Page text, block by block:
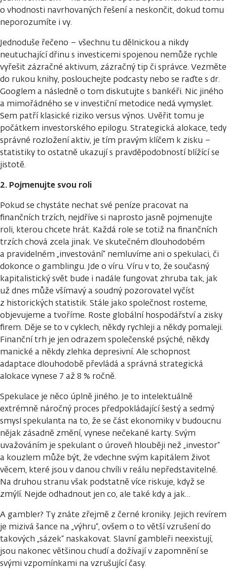
o vhodnosti navrhovaných řešení a neskončit, dokud tomu
neporozumíte i vy.
Jednoduše řečeno – všechnu tu dělnickou a nikdy
neutuchající dřinu s investicemi spojenou nemůže rychle
vyřešit zázračné aktivum, zázračný tip či správce. Vezměte
do rukou knihy, poslouchejte podcasty nebo se raďte s dr.
Googlem a následně o tom diskutujte s bankéři. Nic jiného
a mimořádného se v investiční metodice nedá vymyslet.
Sem patří klasické riziko versus výnos. Uvěřit tomu je
počátkem investorského epilogu. Strategická alokace, tedy
správné rozložení aktiv, je tím pravým klíčem k zisku –
statistiky to ostatně ukazují s pravděpodobností blížící se
jistotě.
2. Pojmenujte svou roli
Pokud se chystáte nechat své peníze pracovat na
finančních trzích, nejdříve si naprosto jasně pojmenujte
roli, kterou chcete hrát. Každá role se totiž na finančních
trzích chová zcela jinak. Ve skutečném dlouhodobém
a pravidelném „investování“ nemluvíme ani o spekulaci, či
dokonce o gamblingu. Jde o víru. Víru v to, že současný
kapitalistický svět bude i nadále fungovat zhruba tak, jak
už dnes může všímavý a soudný pozorovatel vyčíst
z historických statistik. Stále jako společnost rosteme,
objevujeme a tvoříme. Roste globální hospodářství a zisky
firem. Děje se to v cyklech, někdy rychleji a někdy pomaleji.
Finanční trh je jen odrazem společenské psýché, někdy
manické a někdy zlehka depresivní. Ale schopnost
adaptace dlouhodobě převládá a správná strategická
alokace vynese 7 až 8 % ročně.
Spekulace je něco úplně jiného. Je to intelektuálně
extrémně náročný proces předpokládající šestý a sedmý
smysl spekulanta na to, že se část ekonomiky v budoucnu
nějak zásadně změní, vynese nečekané karty. Svým
uvažováním je spekulant o úroveň hlouběji než „investor“
a kouzlem může být, že vdechne svým kapitálem život
věcem, které jsou v danou chvíli v reálu nepředstavitelné.
Na druhou stranu však podstatně více riskuje, když se
zmýlí. Nejde odhadnout jen co, ale také kdy a jak…
A gambler? Ty znáte zřejmě z černé kroniky. Jejich revírem
je mizivá šance na „výhru“, ovšem o to větší vzrušení do
takových „sázek“ naskakovat. Slavní gambleři neexistují,
jsou nakonec většinou chudí a dožívají v zapomnění se
svými vzpomínkami na vzrušující časy.